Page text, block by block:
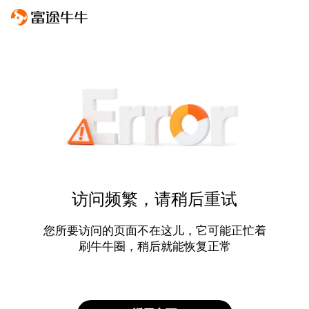
访问频繁，请稍后重试
您所要访问的页面不在这儿，它可能正忙着
刷牛牛圈，稍后就能恢复正常